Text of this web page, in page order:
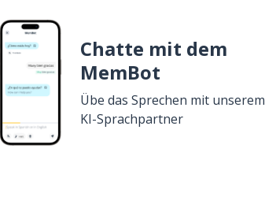
Chatte mit dem
MemBot
Übe das Sprechen mit unserem
KI-Sprachpartner